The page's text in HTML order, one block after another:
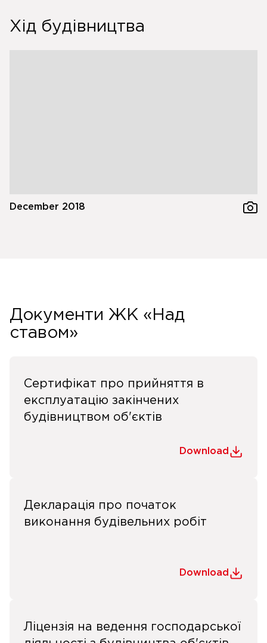
Хід будівництва
December 2018
Документи ЖК «Над
ставом»
Сертифікат про прийняття в
експлуатацію закінчених
будівництвом об'єктів
Download
Декларація про початок
виконання будівельних робіт
Download
Ліцензія на ведення господарської